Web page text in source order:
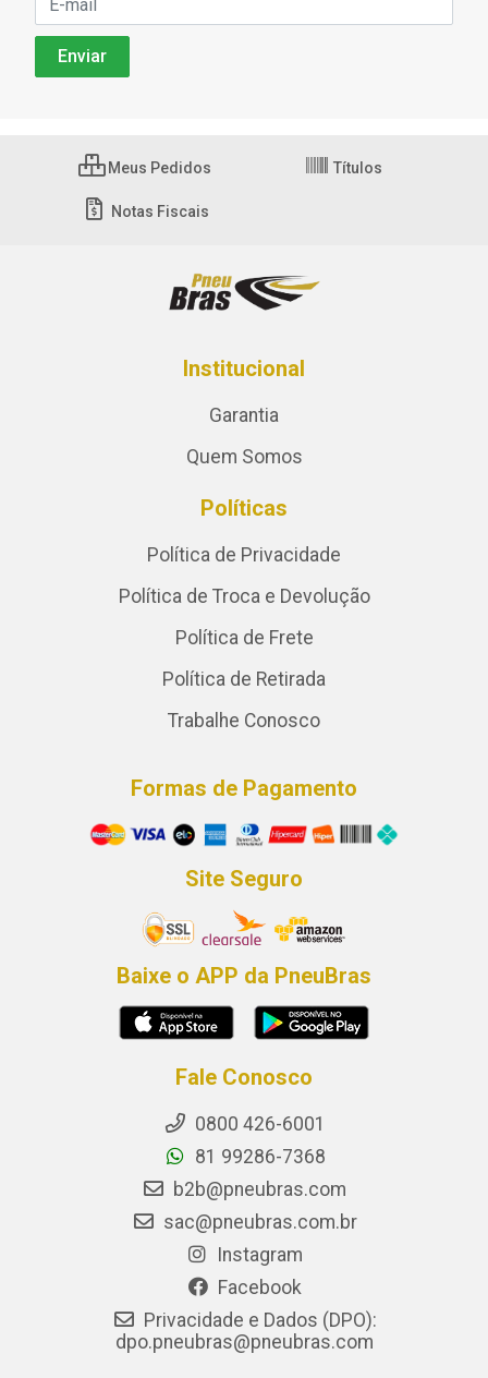
Meus Pedidos Títulos
Notas Fiscais
Institucional
Garantia
Quem Somos
Políticas
Política de Privacidade
Política de Troca e Devolução
Política de Frete
Política de Retirada
Trabalhe Conosco
Formas de Pagamento
Site Seguro
Baixe o APP da PneuBras
Fale Conosco
0800 426-6001
81 99286-7368
b2b@pneubras.com
sac@pneubras.com.br
Instagram
Facebook
Privacidade e Dados (DPO):
dpo.pneubras@pneubras.com